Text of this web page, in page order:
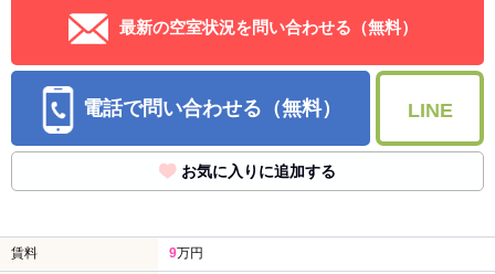
最新の空室状況を問い合わせる（無料）
電話で問い合わせる（無料） LINE
お気に入りに追加する
賃料 9万円